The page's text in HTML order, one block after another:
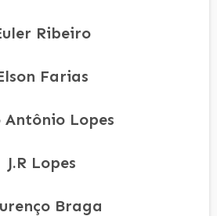
Ribeiro
Farias
Antônio Lopes
J.R Lopes
Braga